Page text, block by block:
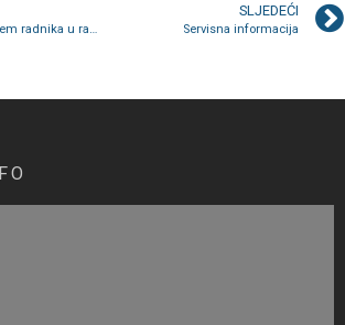
Javni oglas za prijem radnika u radni odnos na određeno vrijeme
SLJEDEĆI
Servisna informacija